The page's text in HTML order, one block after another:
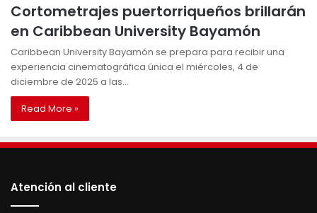
Cortometrajes puertorriqueños brillarán
en Caribbean University Bayamón
Caribbean University Bayamón se prepara para recibir una
experiencia cinematográfica única el miércoles, 4 de
diciembre de 2025 a las…
Read More »
Atención al cliente